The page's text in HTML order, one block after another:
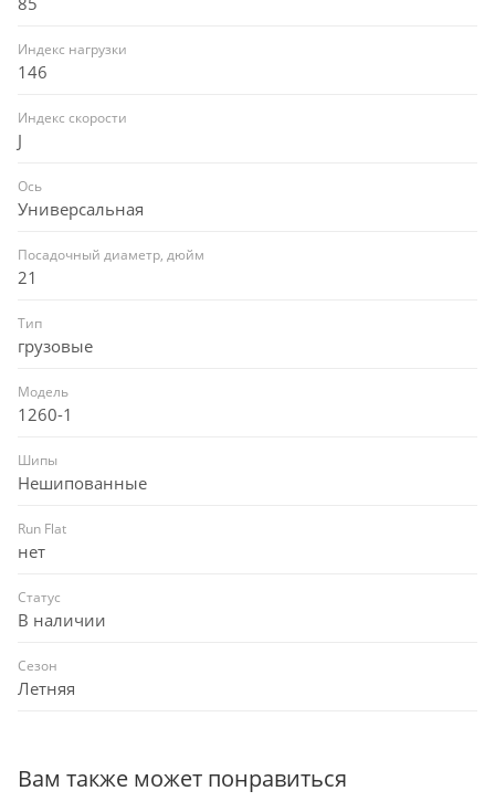
Индекс нагрузки
146
Индекс скорости
J
Ось
Универсальная
Посадочный диаметр, дюйм
21
Тип
грузовые
Модель
1260-1
Шипы
Нешипованные
Run Flat
нет
Статус
В наличии
Сезон
Летняя
Вам также может понравиться